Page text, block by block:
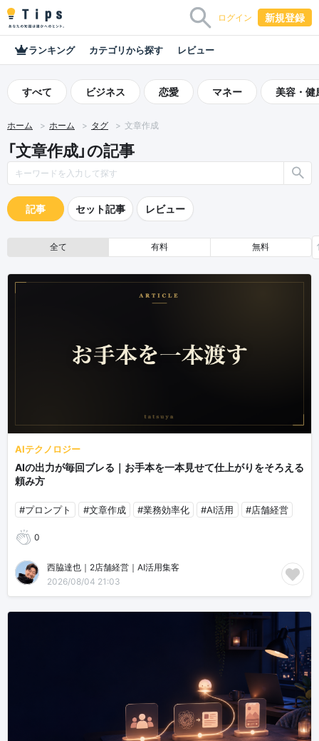
ログイン 新規登録
ランキング カテゴリから探す レビュー
すべて ビジネス 恋愛 マネー 美容・健
ホーム ホーム タグ 文章作成
「文章作成」の記事
記事 セット記事 レビュー
全て 有料 無料
AIテクノロジー
AIの出力が毎回ブレる｜お手本を一本見せて仕上がりをそろえる
頼み方
#プロンプト #文章作成 #業務効率化 #AI活用 #店舗経営
0
西脇達也｜2店舗経営｜AI活用集客
2026/08/04 21:03